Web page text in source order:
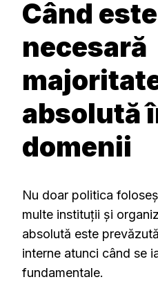
Când este
necesară
absolută
domenii
Nu doar politica
multe instituții și
absolută este
interne atunci când se
fundamentale.